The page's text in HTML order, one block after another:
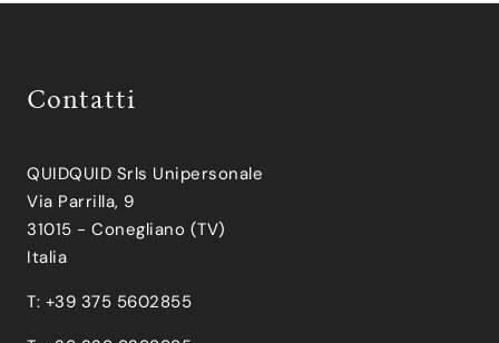
Contatti
QUIDQUID Srls Unipersonale
Via Parrilla, 9
31015 - Conegliano (TV)
Italia
T: +39 375 5602855